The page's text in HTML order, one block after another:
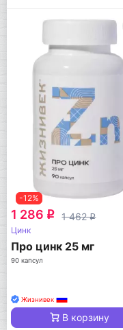
-12%
1 286 q 1 462q
Цинк
Про цинк 25 мг
90 капсул
Жизнивек
В корзину